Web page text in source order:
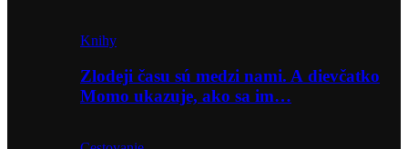
Knihy
Zlodeji času sú medzi nami. A dievčatko
Momo ukazuje, ako sa im…